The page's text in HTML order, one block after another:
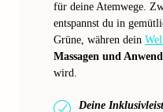
für deine Atemwege.
entspannst du in
Grüne, währen dein
Massagen und
wird.
Deine